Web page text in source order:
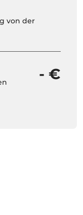
von der
- €